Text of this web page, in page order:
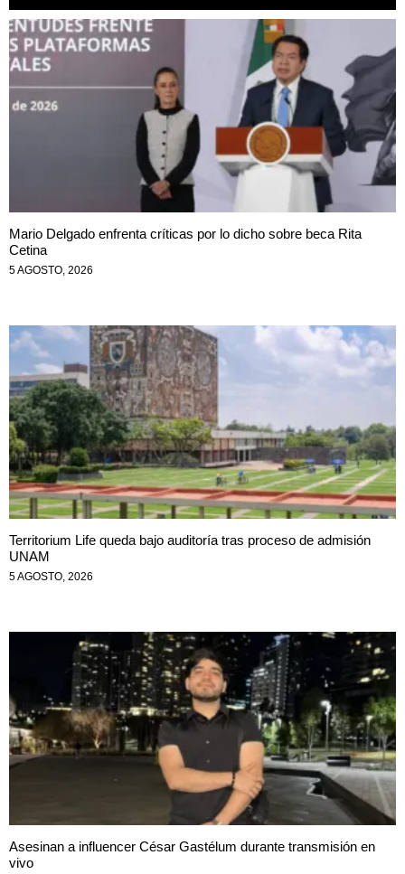
Mario Delgado enfrenta críticas por lo dicho sobre beca Rita
Cetina
5 AGOSTO, 2026
Territorium Life queda bajo auditoría tras proceso de admisión
UNAM
5 AGOSTO, 2026
Asesinan a influencer César Gastélum durante transmisión en
vivo